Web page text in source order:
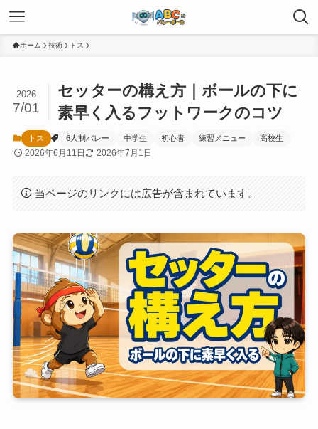
ホーム 技術 トス
セッターの構え方｜ボールの下に
素早く入るフットワークのコツ
2026
7/01
トス 6人制バレー 中学生 初心者 練習メニュー 高校生
2026年6月11日 2026年7月1日
当ページのリンクには広告が含まれています。